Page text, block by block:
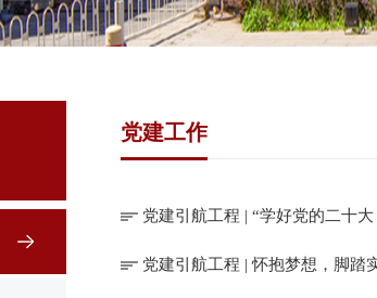
党建工作
党建引航工程 | “学好党的二十
党建引航工程 | 怀抱梦想，脚踏